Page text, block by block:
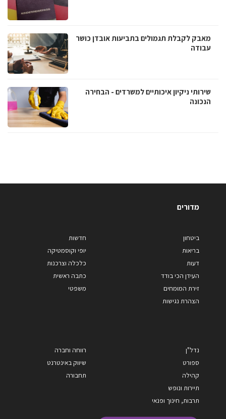
מאבק לקבלת תגמולים בתביעות אובדן כושר
עבודה
שירותי ניקיון איכותיים למשרדים - הבחירה
הנכונה
מדורים
ביטחון
בריאות
דעות
העידן הכי בודד
זירת המומחים
הצהרת נגישות
חדשות
יופי וקוסמטיקה
כלכלה וצרכנות
כתבה ראשית
משפטי
נדל"ן
ספורט
קהילה
תיירות ונופש
תרבות, חינוך ופנאי
רווחה וחברה
שיווק באינטרנט
תחבורה